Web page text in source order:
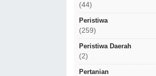
(44)
Peristiwa
(259)
Peristiwa Daerah
(2)
Pertanian